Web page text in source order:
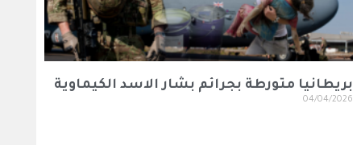
بريطانيا متورطة بجرائم بشار الاسد الكيماوية
04/04/2026